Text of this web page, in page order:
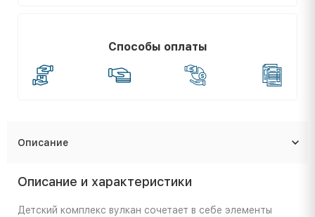
Способы оплаты
Описание
Описание и характеристики
Детский комплекс вулкан сочетает в себе элементы